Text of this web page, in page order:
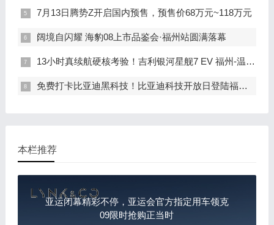
7月13日腾势Z开启国内预售，预售价68万元~118万元
阔境自闪耀 海豹08上市品鉴会·福州站圆满落幕
13小时真续航硬核考验！吉利银河星舰7 EV 福州-温州长测达成率92.73%
免费打卡比亚迪黑科技！比亚迪科技开放日登陆福州车展
本栏推荐
亚运闭幕精彩不停，亚运会官方指定用车领克
09限时抢购正当时